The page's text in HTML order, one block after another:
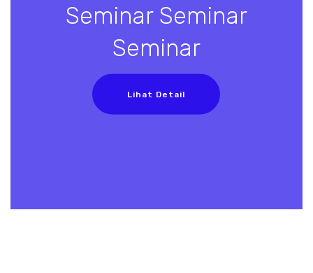
Seminar Seminar
Seminar
Lihat Detail